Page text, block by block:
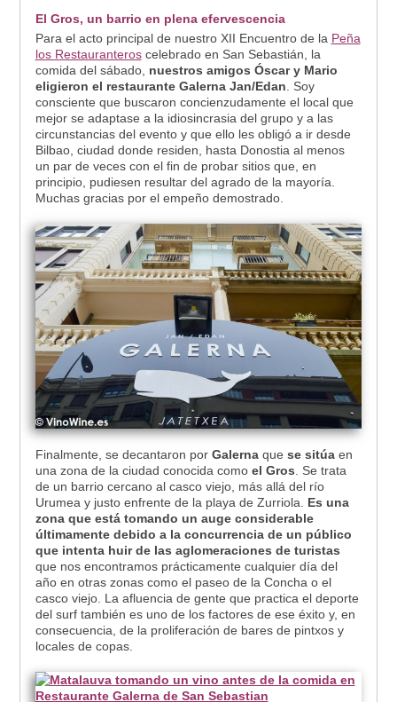
El Gros, un barrio en plena efervescencia
Para el acto principal de nuestro XII Encuentro de la Peña
los Restauranteroscelebrado en San Sebastián, la
comida del sábado, nuestros amigos Óscar y Mario
eligieron el restaurante Galerna Jan/Edan . Soy
consciente que buscaron concienzudamente el local que
mejor se adaptase a la idiosincrasia del grupo y a las
circunstancias del evento y que ello les obligó a ir desde
Bilbao, ciudad donde residen, hasta Donostia al menos
un par de veces con el fin de probar sitios que, en
principio, pudiesen resultar del agrado de la mayoría.
Muchas gracias por el empeño demostrado.
Finalmente, se decantaron por Galernaque se sitúaen
una zona de la ciudad conocida como el Gros . Se trata
de un barrio cercano al casco viejo, más allá del río
Urumea y justo enfrente de la playa de Zurriola. Es una
zona que está tomando un auge considerable
últimamente debido a la concurrencia de un público
que intenta huir de las aglomeraciones de turistas
que nos encontramos prácticamente cualquier día del
año en otras zonas como el paseo de la Concha o el
casco viejo. La afluencia de gente que practica el deporte
del surf también es uno de los factores de ese éxito y, en
consecuencia, de la proliferación de bares de pintxos y
locales de copas.